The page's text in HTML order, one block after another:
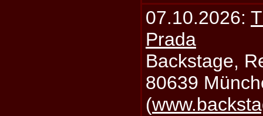
07.10.2026:
Prada
Backstage,
80639
(